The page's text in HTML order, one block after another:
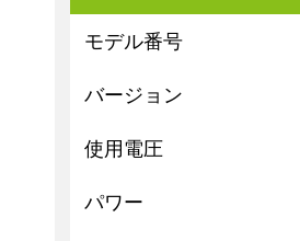
モデル番号
バージョン
使用電圧
パワー